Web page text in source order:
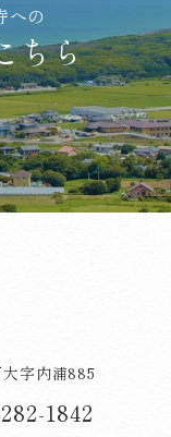
への
ちら
字内浦885
1842